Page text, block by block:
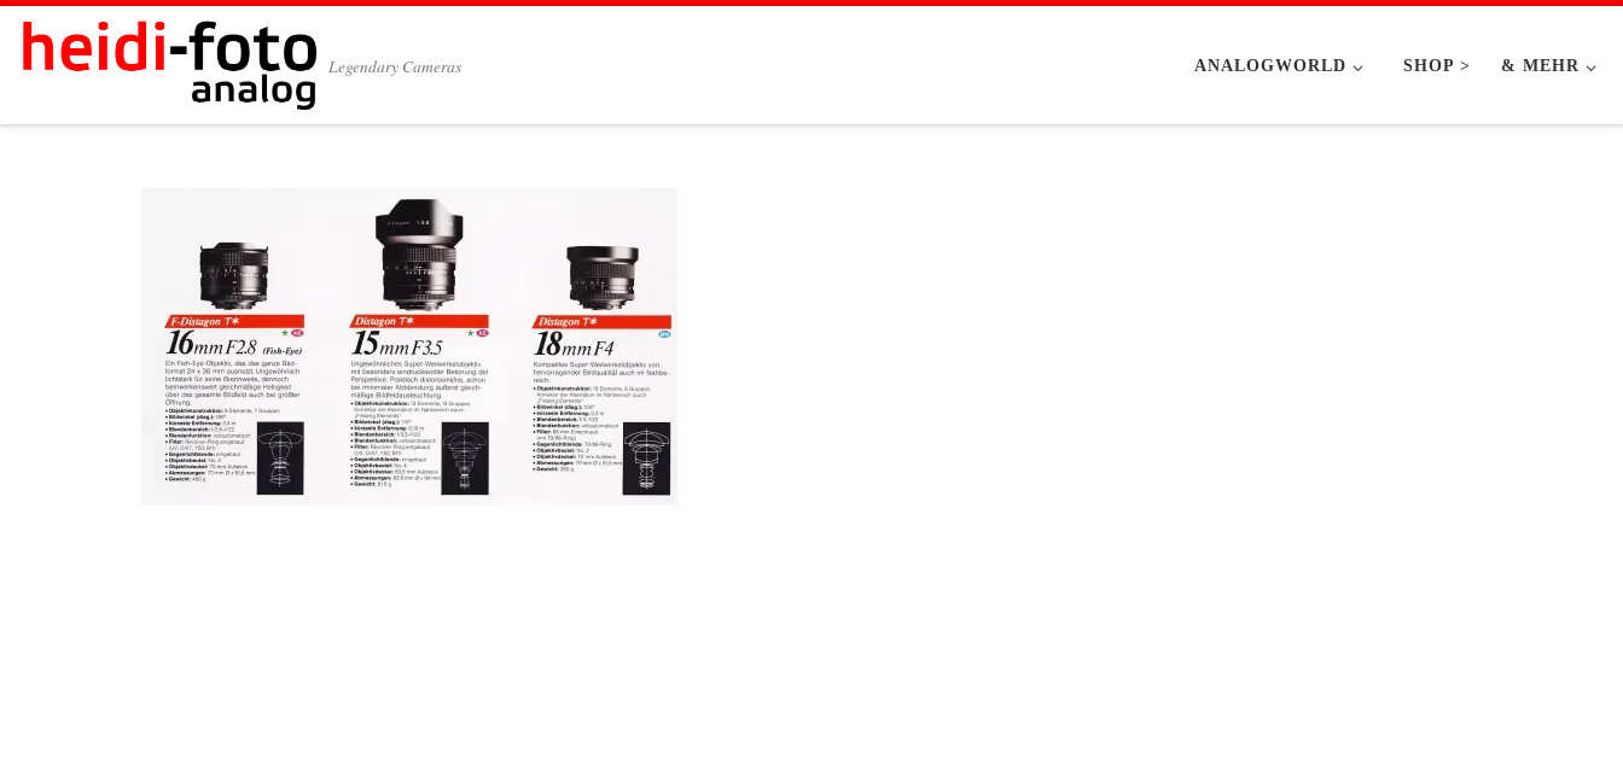
Zum Inhalt springen
Legendary Cameras ANALOGWORLD SHOP > & MEHR